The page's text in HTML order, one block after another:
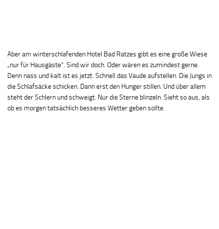
Aber am winterschlafenden Hotel Bad Ratzes gibt es eine große Wiese
„nur für Hausgäste“. Sind wir doch. Oder wären es zumindest gerne.
Denn nass und kalt ist es jetzt. Schnell das Vaude aufstellen. Die Jungs in
die Schlafsäcke schicken. Dann erst den Hunger stillen. Und über allem
steht der Schlern und schweigt. Nur die Sterne blinzeln. Sieht so aus, als
ob es morgen tatsächlich besseres Wetter geben sollte.